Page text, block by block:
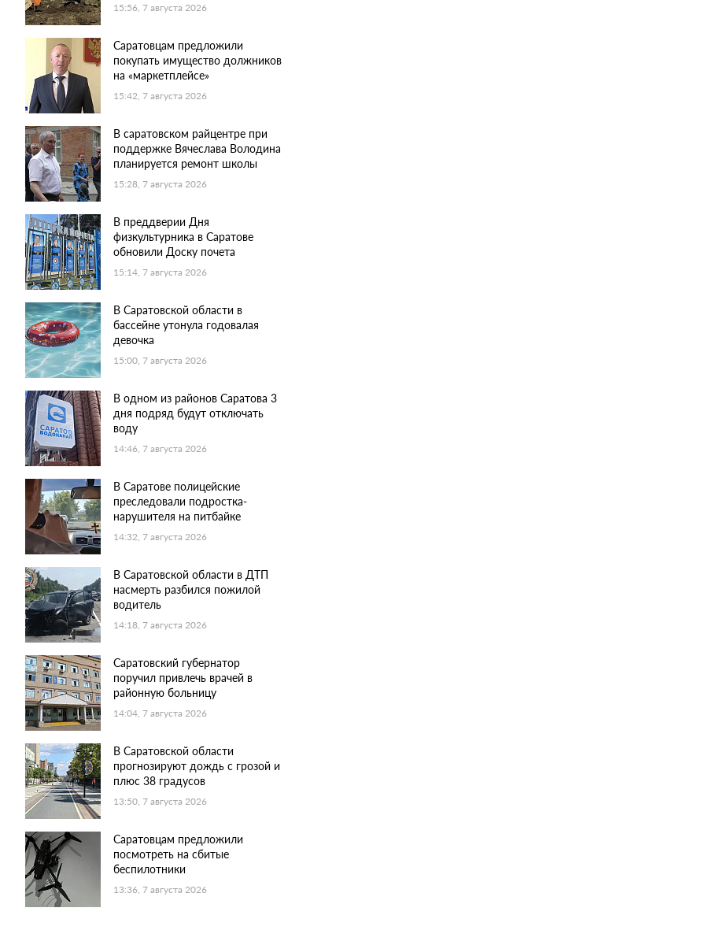
15:56, 7 августа 2026
Саратовцам предложили
покупать имущество должников
на «маркетплейсе»
15:42, 7 августа 2026
В саратовском райцентре при
поддержке Вячеслава Володина
планируется ремонт школы
15:28, 7 августа 2026
В преддверии Дня
физкультурника в Саратове
обновили Доску почета
15:14, 7 августа 2026
В Саратовской области в
бассейне утонула годовалая
девочка
15:00, 7 августа 2026
В одном из районов Саратова 3
дня подряд будут отключать
воду
14:46, 7 августа 2026
В Саратове полицейские
преследовали подростка-
нарушителя на питбайке
14:32, 7 августа 2026
В Саратовской области в ДТП
насмерть разбился пожилой
водитель
14:18, 7 августа 2026
Саратовский губернатор
поручил привлечь врачей в
районную больницу
14:04, 7 августа 2026
В Саратовской области
прогнозируют дождь с грозой и
плюс 38 градусов
13:50, 7 августа 2026
Саратовцам предложили
посмотреть на сбитые
беспилотники
13:36, 7 августа 2026